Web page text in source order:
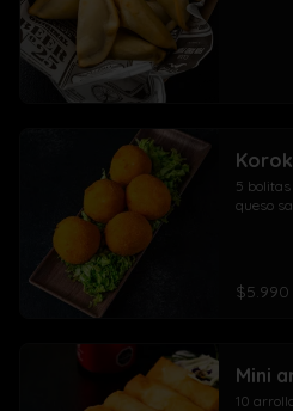
5
queso
$5.990
Mini
10